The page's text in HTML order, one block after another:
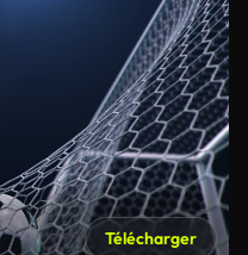
Télécharger